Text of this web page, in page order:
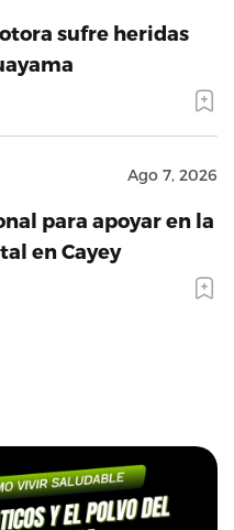
sufre heridas
Ago 7, 2026
para apoyar en la
en Cayey